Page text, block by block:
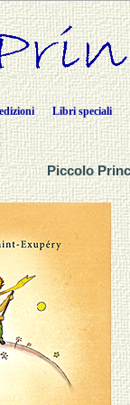
Libri speciali
Piccolo